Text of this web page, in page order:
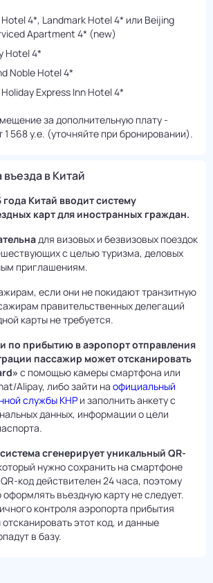
Hotel 4*, Landmark Hotel 4* или Beijing
Apartment 4* (new)
Hotel 4*
Noble Hotel 4*
Express Inn Hotel 4*
за дополнительную плату -
1 568 у.е. (уточняйте при бронировании).
в Китай
Китай вводит систему
карт для иностранных граждан.
для визовых и безвизовых поездок
с целью туризма, деловых
приглашениям.
если они не покидают транзитную
правительственных делегаций
карты не требуется.
по прибытию в аэропорт отправления
пассажир может отсканировать
с помощью камеры смартфона или
Alipay, либо зайти на официальный
службы КНР и заполнить анкету с
данных, информации о цели
сгенерирует уникальный QR-
нужно сохранить на смартфоне
код действителен 24 часа, поэтому
въездную карту не следует.
контроля аэропорта прибытия
этот код, и данные
в базу.